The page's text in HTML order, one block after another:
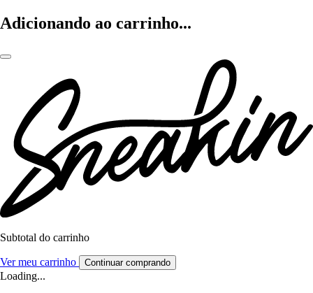
Adicionando ao carrinho...
Subtotal do carrinho
Ver meu carrinho Continuar comprando
Loading...